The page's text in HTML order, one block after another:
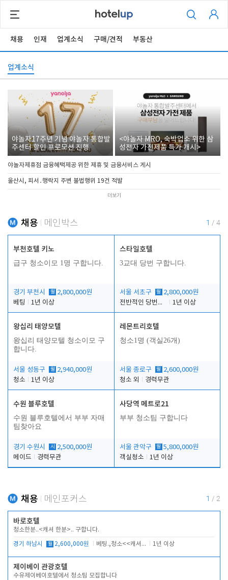
채용 인재 업계소식 구매/견적 부동산
업계소식
야놀자17주년 기념 야놀자 통합발
주센터 할인 프로모션 진행
<야놀자 MRO, 숙박업소 위한 삼
성전자 가전제품 특가 개시>
야놀자제휴점 금융혜택제공 위한 제휴 및 금융서비스 게시
울산시, 피서․행락지 주변 불법행위 19건 적발
더보기
채용 메인박스 1 / 4
부천호텔 키노
급구 청소이모 1명 구합니다.
경기 부천시 월 2,800,000원
베팅
1년 이상
스타일호텔
3교대 당번 구합니다.
서울 서초구 월 2,800,000원
전반적인 당번업무
1년 이상
왕십리 태양모텔
왕십리 태양모텔 청소이모 구
합니다.
서울 성동구 월 2,940,000원
청소
1년 이상
레몬트리호텔
청소1명 (객실26개)
서울 종로구 월 2,600,000원
청소 외
경력무관
수원 블루호텔
수원 블루호텔에서 부부 자매
팀찾아요
경기 수원시 시
2,500,000원
메이드
경력무관
사당역 메트로21
부부 청소팀 구합니다
서울 관악구 월 5,800,000원
객실청소
1년 이상
채용 메인포커스 1 / 2
바로호텔
청소한분..<캐셔 한분>.. 구합니다.
경기 하남시 월 2,600,000원 베팅.,청소<<캐셔 모셔봅니다. 1년 이상
제이베이 관광호텔
수유제이베이호텔에서 청소팀 모집합니다